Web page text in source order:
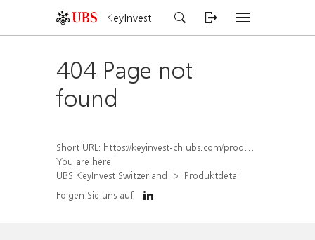
KeyInvest
404 Page not
found
Short URL: https://keyinvest-ch.ubs.com/produkt/detail/index/isin/CH1564520349
You are here:
UBS KeyInvest Switzerland
Produktdetail
Folgen Sie uns auf